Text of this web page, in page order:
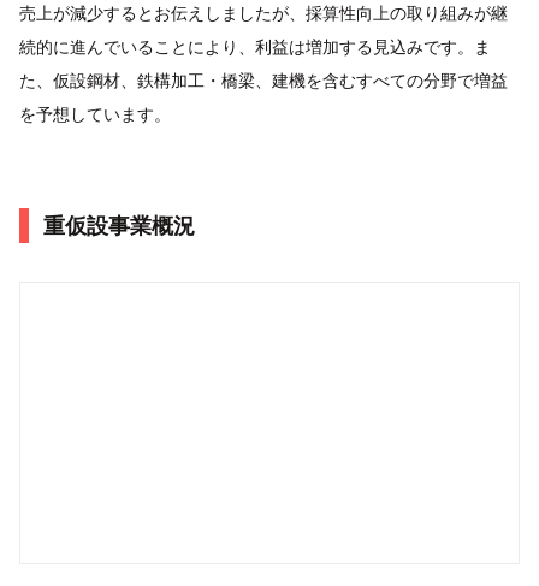
売上が減少するとお伝えしましたが、採算性向上の取り組みが継
続的に進んでいることにより、利益は増加する見込みです。ま
た、仮設鋼材、鉄構加工・橋梁、建機を含むすべての分野で増益
を予想しています。
重仮設事業概況